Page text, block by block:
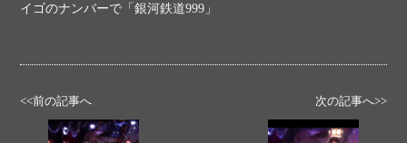
イゴのナンバーで「銀河鉄道999」
<<前の記事へ 次の記事へ>>